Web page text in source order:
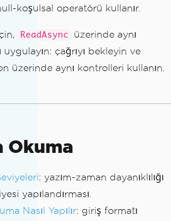
= QrValidator .
GetValidRe
: QrEncoding. QRCod
in validated)
koşulsal operatörü kullanır.
ReadAsync
üzerinde aynı
uygulayın: çağrıyı bekleyin ve
üzerinde aynı kontrolleri kullanın.
Okuma
: yazım-zaman dayanıklılığı
yapılandırması.
Nasıl Yapılır: giriş formatı